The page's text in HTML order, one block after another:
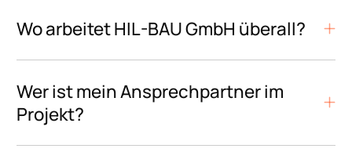
Wo arbeitet HIL-BAU GmbH überall?
Wer ist mein Ansprechpartner im
Projekt?